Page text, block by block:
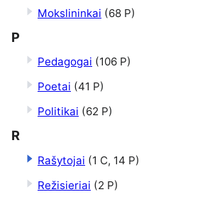
Mokslininkai (68 P)
P
Pedagogai (106 P)
Poetai (41 P)
Politikai (62 P)
R
Rašytojai (1 C, 14 P)
Režisieriai (2 P)